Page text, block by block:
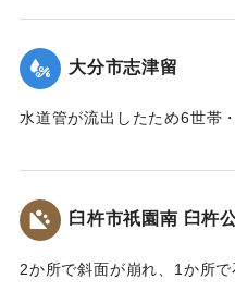
大分市志津留
水道管が流出したため6世帯
臼杵市祇園南 臼杵
2か所で斜面が崩れ、1か所で